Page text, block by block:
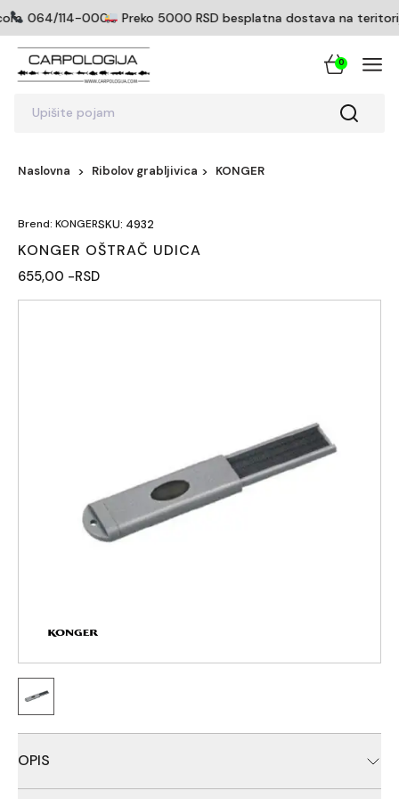
064/114-0005Preko 5000 RSD besplatna dostava na
Upišite pojam
0
Naslovna Ribolov grabljivica KONGER
Brend: KONGERSKU: 4932
KONGER OŠTRAČ UDICA
655,00 -RSD
OPIS